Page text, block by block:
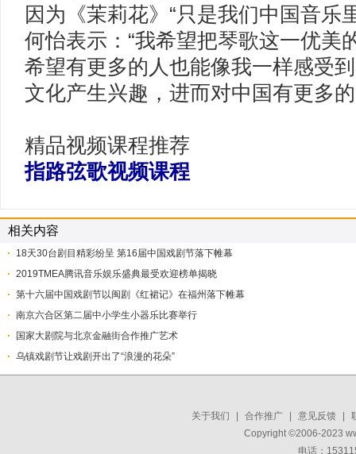
因为《茉莉花》“只是我们中国音乐
何怡表示：“我希望把琴歌这一优美
希望有更多的人也能像我一样感受
文化产生兴趣，进而对中国有更多
精品视频课程推荐
指路弦歌视频课程
相关内容
18天30台剧目精彩纷呈 第16届中国戏剧节落下帷幕
2019TMEA腾讯音乐娱乐盛典最受欢迎榜单揭晓
第十六届中国戏剧节以闽剧《红裙记》在福州落下帷幕
南京六合区第二届中小学生小器乐比赛举行
国家大剧院与北京金融街合作推广艺术
​乌镇戏剧节让戏剧开出了“浪漫的花朵”
关于我们 合作推广 意见反馈
Copyright ©2006-2023
电话：